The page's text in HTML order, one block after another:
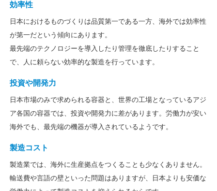
効率性
日本におけるものづくりは品質第一である一方、海外では効率性
が第一だという傾向にあります。
最先端のテクノロジーを導入したり管理を徹底したりすること
で、人に頼らない効率的な製造を行っています。
投資や開発力
日本市場のみで求められる容器と、世界の工場となっているアジ
ア各国の容器では、投資や開発力に差があります。労働力が安い
海外でも、最先端の機器が導入されているようです。
製造コスト
製造業では、海外に生産拠点をつくることも少なくありません。
輸送費や言語の壁といった問題はありますが、日本よりも安価な